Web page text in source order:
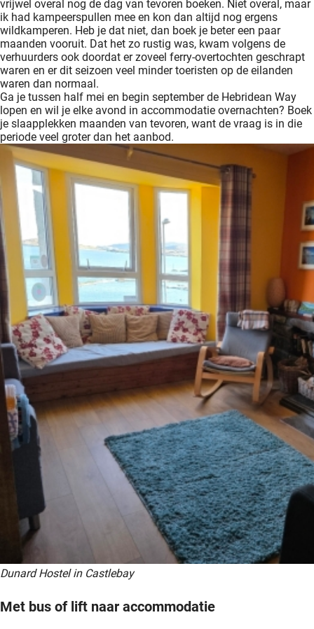
vrijwel overal nog de dag van tevoren boeken. Niet overal, maar
ik had kampeerspullen mee en kon dan altijd nog ergens
wildkamperen. Heb je dat niet, dan boek je beter een paar
maanden vooruit. Dat het zo rustig was, kwam volgens de
verhuurders ook doordat er zoveel ferry-overtochten geschrapt
waren en er dit seizoen veel minder toeristen op de eilanden
waren dan normaal.
Ga je tussen half mei en begin september de Hebridean Way
lopen en wil je elke avond in accommodatie overnachten? Boek
je slaapplekken maanden van tevoren, want de vraag is in die
periode veel groter dan het aanbod.
Dunard Hostel in Castlebay
Met bus of lift naar accommodatie